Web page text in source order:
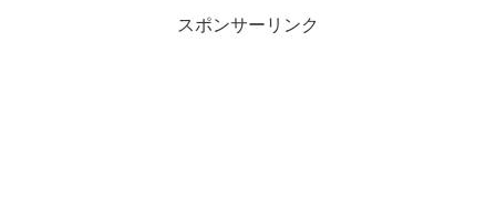
スポンサーリンク